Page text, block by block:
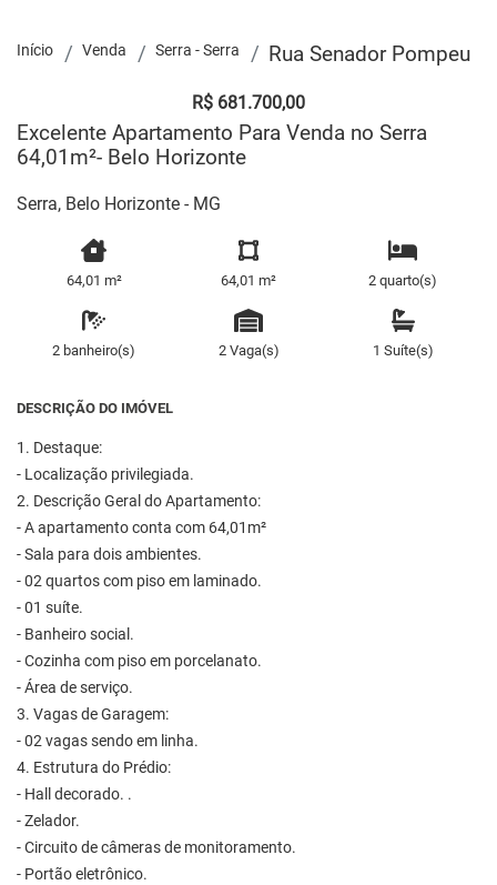
Início Venda Serra - Serra Rua Senador Pompeu
R$ 681.700,00
Excelente Apartamento Para Venda no Serra
64,01m²- Belo Horizonte
Serra, Belo Horizonte - MG
64,01 m² 64,01 m² 2 quarto(s)
2 banheiro(s) 2 Vaga(s) 1 Suíte(s)
DESCRIÇÃO DO IMÓVEL
1. Destaque:
- Localização privilegiada.
2. Descrição Geral do Apartamento:
- A apartamento conta com 64,01m²
- Sala para dois ambientes.
- 02 quartos com piso em laminado.
- 01 suíte.
- Banheiro social.
- Cozinha com piso em porcelanato.
- Área de serviço.
3. Vagas de Garagem:
- 02 vagas sendo em linha.
4. Estrutura do Prédio:
- Hall decorado. .
- Zelador.
- Circuito de câmeras de monitoramento.
- Portão eletrônico.